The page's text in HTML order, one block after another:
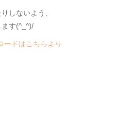
しないよう、
す(^_^)/
ードはこちらより